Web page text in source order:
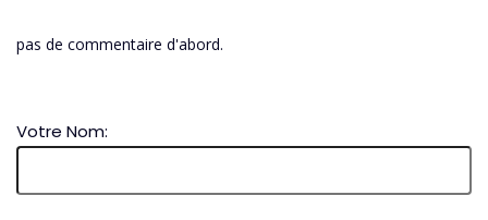
pas de commentaire d'abord.
Votre Nom: